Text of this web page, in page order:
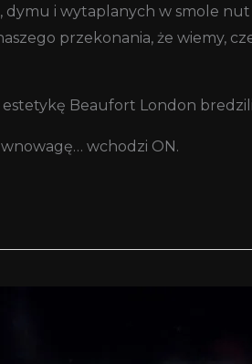
dymu i wytaplanych w smole
przekonania, że wiemy,
estetykę Beaufort London
wchodzi ON.